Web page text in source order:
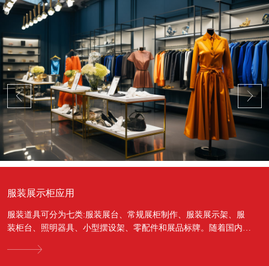
服装展示柜应用
服装道具可分为七类:服装展台、常规展柜制作、服装展示架、服
装柜台、照明器具、小型摆设架、零配件和展品标牌。随着国内经